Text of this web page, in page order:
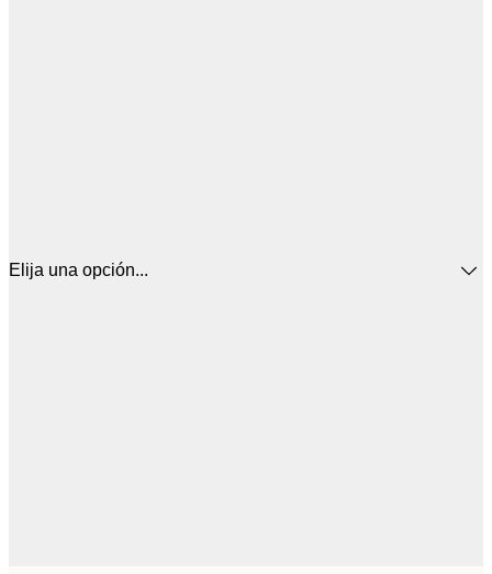
Elija una opción...